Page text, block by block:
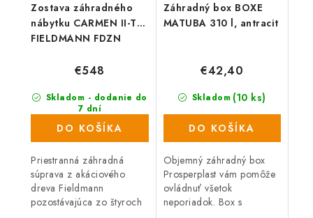
Zostava záhradného
nábytku CARMEN II-T
FIELDMANN FDZN
TFDZN 4006-T
Skladom - dodanie do
7 dní
(15 ks)
€548
DO KOŠÍKA
Priestranná záhradná
súprava z akáciového
dreva Fieldmann
pozostávajúca zo štyroch
Záhradný box BOXE
MATUBA 310 l, antracit
Skladom (10 ks)
€42,40
DO KOŠÍKA
Objemný záhradný box
Prosperplast vám pomôže
ovládnuť všetok
neporiadok. Box s